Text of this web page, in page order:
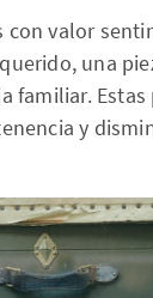
con valor
una
familiar. Estas
y